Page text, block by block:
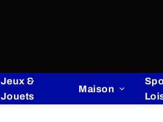
Jeux &
Jouets
Maison